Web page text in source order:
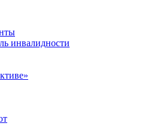
инвалидности